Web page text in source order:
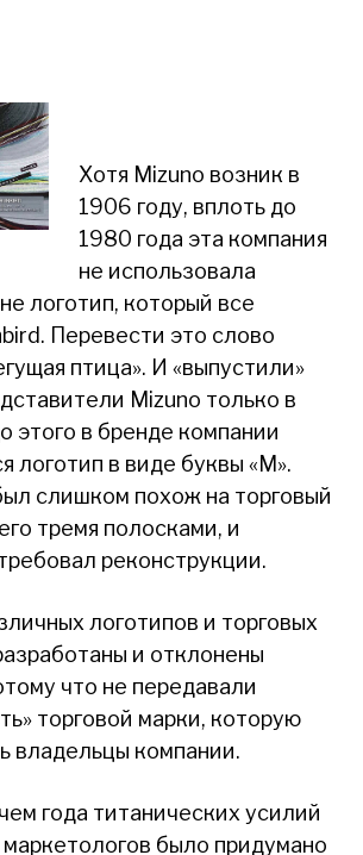
Хотя Mizuno возник в
1906 году, вплоть до
1980 года эта компания
не использовала
логотип, который все
Перевести это слово
птица». И «выпустили»
Mizuno только в
этого в бренде компании
логотип в виде буквы «M».
слишком похож на торговый
тремя полосками, и
реконструкции.
логотипов и торговых
и отклонены
что не передавали
торговой марки, которую
владельцы компании.
года титанических усилий
было придумано